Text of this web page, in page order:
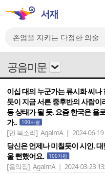
공음미문
이십 대의 누군가는 류시화 씨
듯이 지금 서른 중후반의 사람
동 상태가 될 듯. 요즘 한국은 욜
가..
100자평
[먼 북소리] AgalmA | 2024-06-19
당신은 언제나 미칠듯이 시인.
울 뻔했어요.
100자평
[음악집] AgalmA | 2024-03-23